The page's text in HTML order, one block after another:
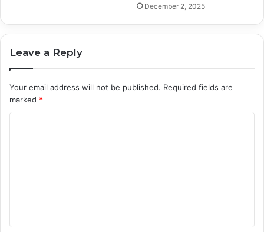
December 2, 2025
Leave a Reply
Your email address will not be published. Required fields are
marked *
t